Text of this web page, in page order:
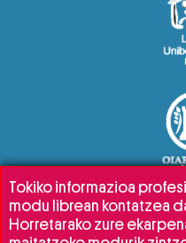
Tokiko informazioa
modu librean kontatzea
Horretarako zure